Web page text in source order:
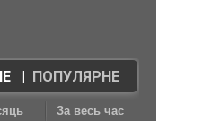
| ПОПУЛЯРНЕ
За весь час